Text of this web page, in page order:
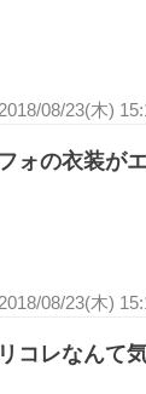
08/23(木)
ォの衣装が
08/23(木)
コレなんて